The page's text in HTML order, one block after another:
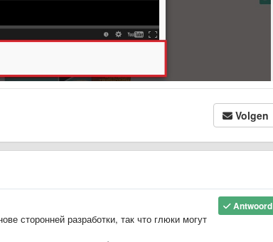
Volgen
Antwoord
сторонней разработки, так что глюки могут